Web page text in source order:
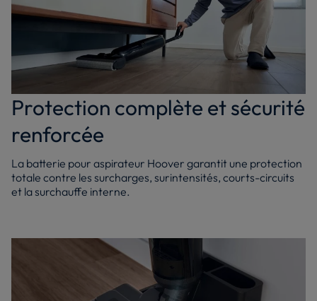
Protection complète et sécurité
renforcée
La batterie pour aspirateur Hoover garantit une protection
totale contre les surcharges, surintensités, courts-circuits
et la surchauffe interne.